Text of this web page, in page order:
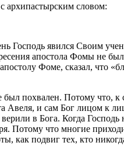
архипастырским словом:
Господь явился Своим
апостола Фомы не
Фоме, сказал,
похвален. Потому что,
и сам Бог лицом к
в Бога. Когда
Потому что многие
как подвиг тех, кто